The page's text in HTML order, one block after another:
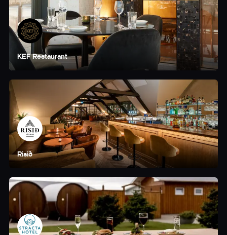
KEF Restaurant
Risið